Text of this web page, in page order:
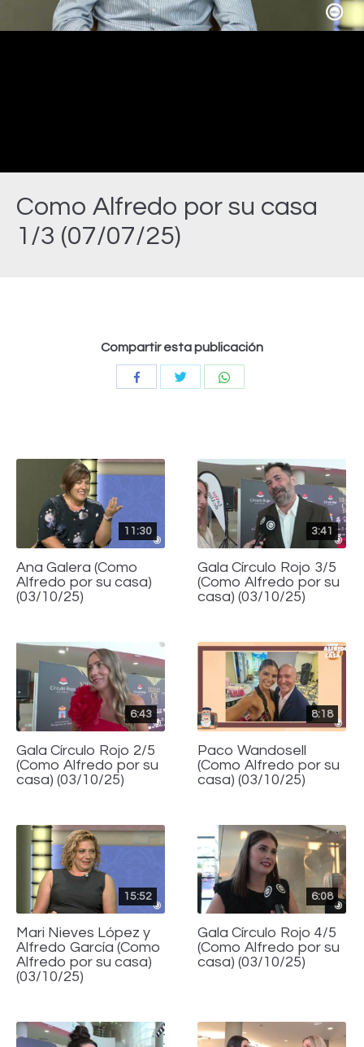
Como Alfredo por su casa
1/3 (07/07/25)
Video
Compartir esta publicación
CompartirCompartir
11:30
Ana Galera (Como
Alfredo por su casa)
(03/10/25)
3:41
Gala Círculo Rojo 3/5
(Como Alfredo por su
casa) (03/10/25)
6:43
Gala Círculo Rojo 2/5
(Como Alfredo por su
casa) (03/10/25)
8:18
Paco Wandosell
(Como Alfredo por su
casa) (03/10/25)
15:52
Mari Nieves López y
Alfredo García (Como
Alfredo por su casa)
(03/10/25)
6:08
Gala Círculo Rojo 4/5
(Como Alfredo por su
casa) (03/10/25)